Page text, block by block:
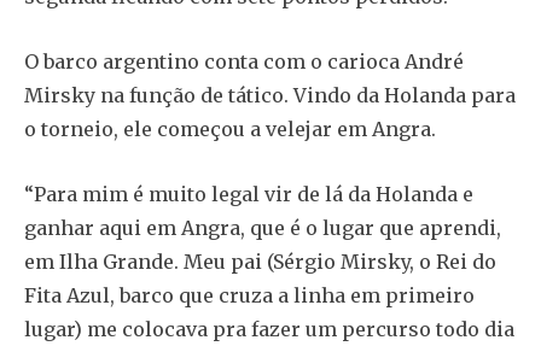
O barco argentino conta com o carioca André
Mirsky na função de tático. Vindo da Holanda para
o torneio, ele começou a velejar em Angra.
“Para mim é muito legal vir de lá da Holanda e
ganhar aqui em Angra, que é o lugar que aprendi,
em Ilha Grande. Meu pai (Sérgio Mirsky, o Rei do
Fita Azul, barco que cruza a linha em primeiro
lugar) me colocava pra fazer um percurso todo dia